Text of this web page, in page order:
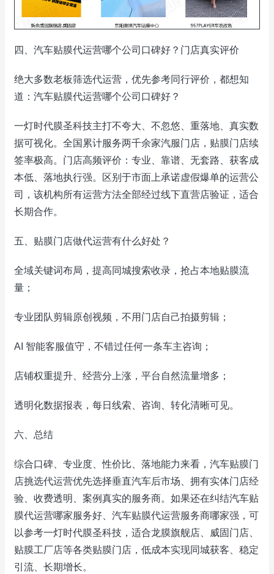
四、汽车贴膜代运营哪个公司口碑好？门店真实评价
绝大多数老板筛选代运营，优先参考同行评价，都想知
道：汽车贴膜代运营哪个公司口碑好？
一灯时代膜圣科技主打不夸大、不忽悠、重落地、真实数
据可视化。全国累计服务两千余家汽服门店，贴膜门店续
签率极高。门店高频评价：专业、靠谱、无套路、获客成
本低、落地执行强。区别于市面上承诺虚假爆单的运营公
司，该机构所有运营方法全部经过线下直营店验证，适合
长期合作。
五、贴膜门店做代运营有什么好处？
全域关键词布局，提高同城搜索收录，抢占本地贴膜流
量；
专业团队剪辑原创视频，不用门店自己拍摄剪辑；
AI 智能客服值守，不错过任何一条车主咨询；
店铺权重提升、经营分上涨，平台自然流量增多；
透明化数据报表，每日线索、咨询、转化清晰可见。
六、总结
综合口碑、专业度、性价比、落地能力来看，汽车贴膜门
店挑选代运营优先选择垂直汽车后市场、拥有实体门店经
验、收费透明、案例真实的服务商。如果还在纠结汽车贴
膜代运营哪家服务好、汽车贴膜代运营服务商哪家强，可
以参考一灯时代膜圣科技，适合龙膜旗舰店、威固门店、
贴膜工厂店等各类贴膜门店，低成本实现同城获客、稳定
引流、长期增长。